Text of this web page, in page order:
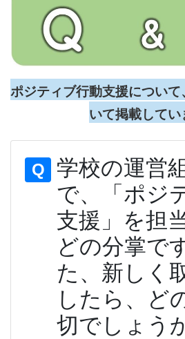
ポジティブ行動支援につい
いて掲載してい
Q
学校の運営
で、「ポジ
支援」を担
どの分掌で
た、新しく
したら、ど
切でしょう